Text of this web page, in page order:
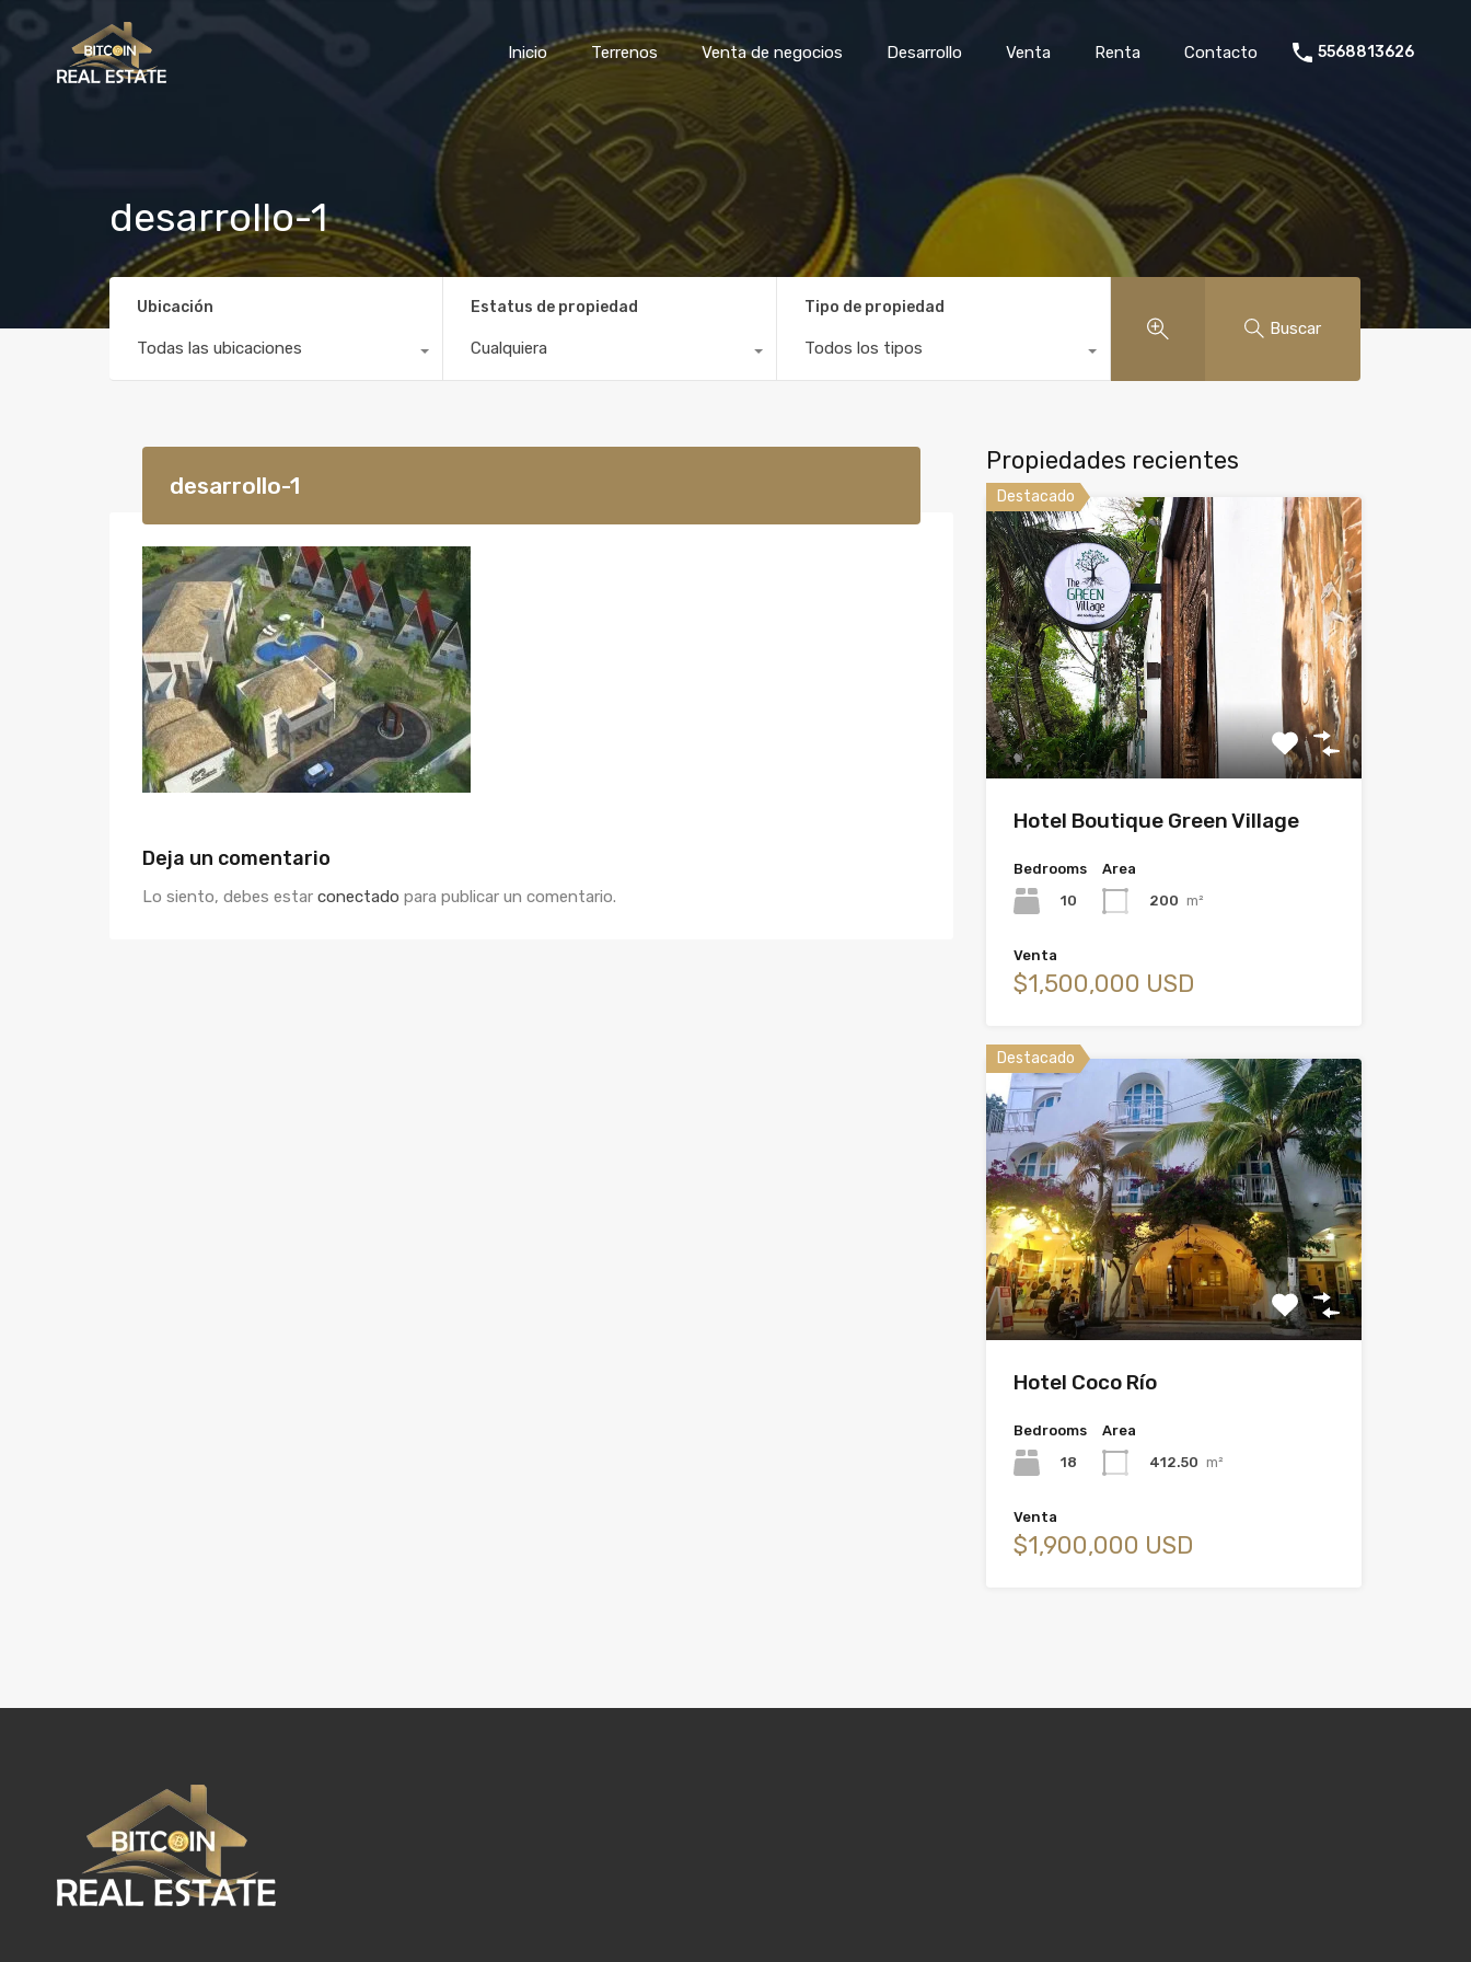
Inicio Terrenos Venta de negocios Desarrollo Renta Contacto 5568813626
Inicio Terrenos Venta de negocios Desarrollo Venta Renta Contacto 5568813626
desarrollo-1
Ubicación
Todas las ubicaciones
Estatus de propiedad
Cualquiera
Tipo de propiedad
Todos los tipos
Buscar
desarrollo-1
Deja un comentario
Lo siento, debes estar conectado para publicar un comentario.
Propiedades recientes
Destacado
Hotel Boutique Green Village
Bedrooms
10
Area
200 m²
Venta
$1,500,000 USD
Destacado
Hotel Coco Río
Bedrooms
18
Area
412.50 m²
Venta
$1,900,000 USD